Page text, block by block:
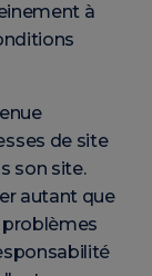
à
de site
son site.
autant que